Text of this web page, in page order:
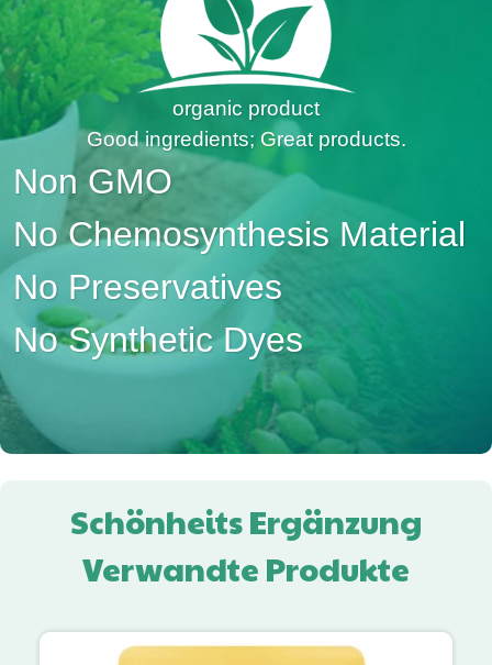
organic product
Good ingredients; Great products.
Non GMO
No Chemosynthesis Material
No Preservatives
No Synthetic Dyes
Schönheits Ergänzung
Verwandte Produkte